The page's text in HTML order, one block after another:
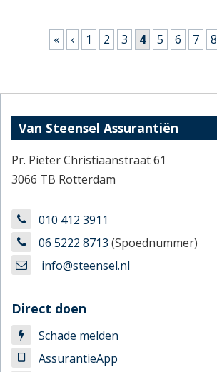
Pagina's« ‹ 1 2 3 4 5 6 7 8
Van Steensel Assurantiën
Pr. Pieter Christiaanstraat 61
3066 TB Rotterdam
010 412 3911
06 5222 8713 (Spoednummer)
info@steensel.nl
Direct doen
Schade melden
AssurantieApp